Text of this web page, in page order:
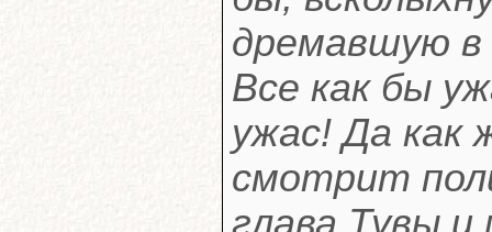
дремавшую
Все как бы
ужас! Да как
смотрит